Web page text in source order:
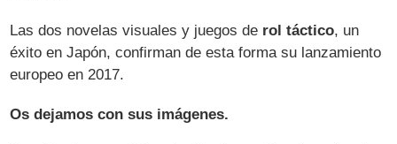
Las dos novelas visuales y juegos de rol táctico, un
éxito en Japón, confirman de esta forma su lanzamiento
europeo en 2017.
Os dejamos con sus imágenes.